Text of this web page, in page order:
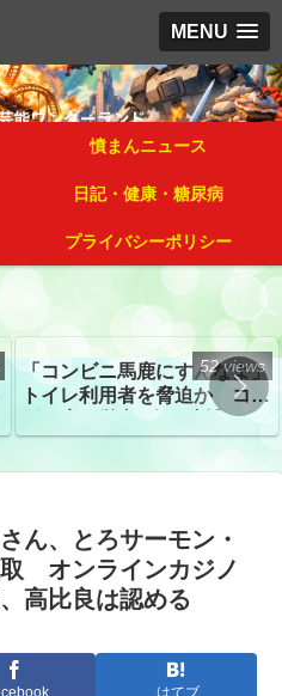
MENU
憤まんニュース
日記・健康・糖尿病
プライバシーポリシー
「コンビニ馬鹿にすんなよ」
トイレ利用者を脅迫か コン
52 views
ん、とろサーモン・
オンラインカジノ
高比良は認める